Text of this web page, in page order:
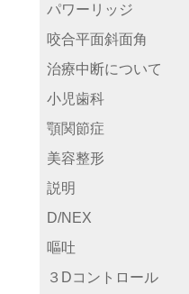
パワーリッジ
咬合平面斜面角
治療中断について
小児歯科
顎関節症
美容整形
説明
D/NEX
嘔吐
３Dコントロール